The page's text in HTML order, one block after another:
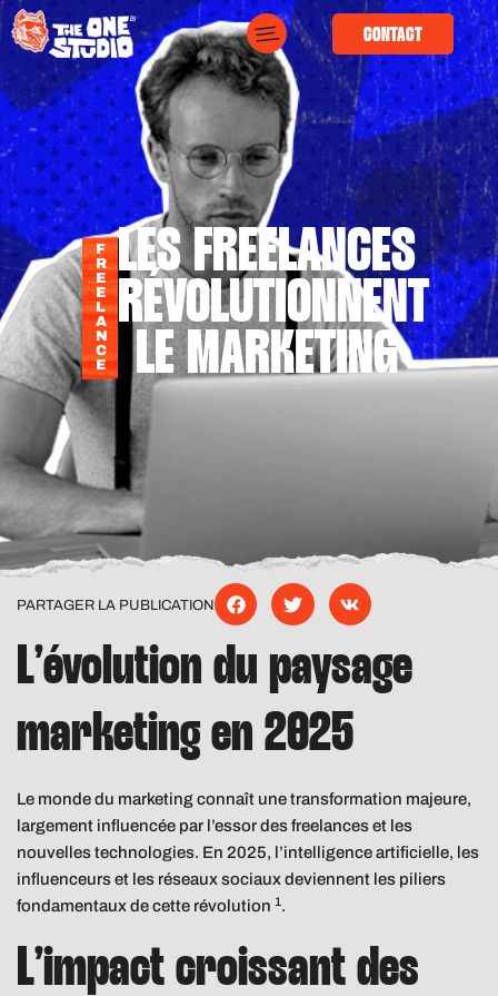
CONTACT
F
R
E
E
L
A
N
C
E
LES FREELANCES
RÉVOLUTIONNENT
LE MARKETING
PARTAGER LA PUBLICATION
L’évolution du paysage
marketing en 2025
Le monde du marketing connaît une transformation majeure,
largement influencée par l’essor des freelances et les
nouvelles technologies. En 2025, l’intelligence artificielle, les
influenceurs et les réseaux sociaux deviennent les piliers
fondamentaux de cette révolution 1 .
L’impact croissant des